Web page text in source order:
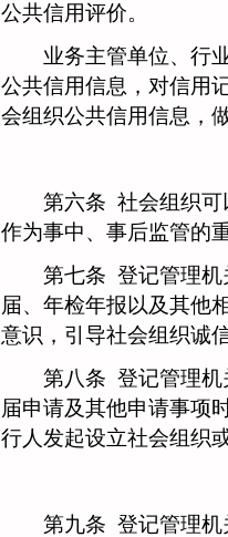
公共信用评价。
业务主管单位、行业
公共信用信息，对信用
会组织公共信用信息，
第六条 社会组织可
作为事中、事后监管的
第七条 登记管理
届、年检年报以及其他
意识，引导社会组织诚
第八条 登记管理
届申请及其他申请事项
行人发起设立社会组织
第九条 登记管理